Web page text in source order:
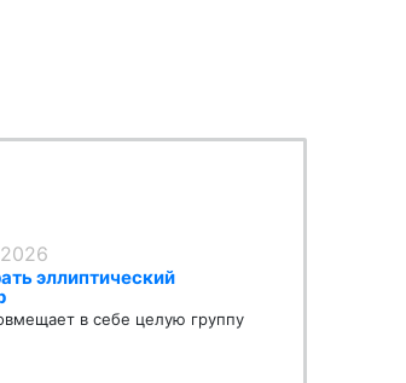
эллиптический
в себе целую группу